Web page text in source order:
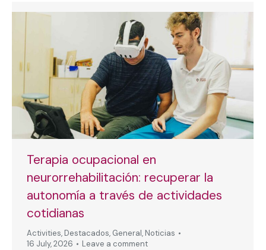
Terapia ocupacional en
neurorrehabilitación: recuperar la
autonomía a través de actividades
cotidianas
Activities, Destacados, General, Noticias
16 July, 2026
Leave a comment